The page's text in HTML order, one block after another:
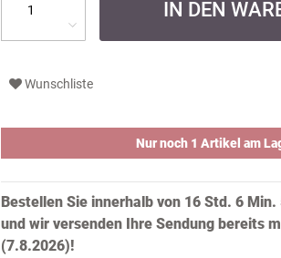
IN DEN
Wunschliste
Nur noch 1 Artikel am
Bestellen Sie innerhalb von 16 Std. 6 Min.
und wir versenden Ihre Sendung bereits
(7.8.2026)!